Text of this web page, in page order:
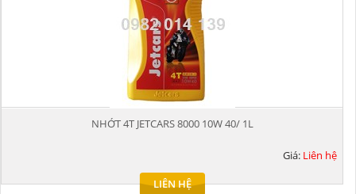
NHỚT 4T JETCARS 8000 10W 40/ 1L
Giá: Liên hệ
LIÊN HỆ